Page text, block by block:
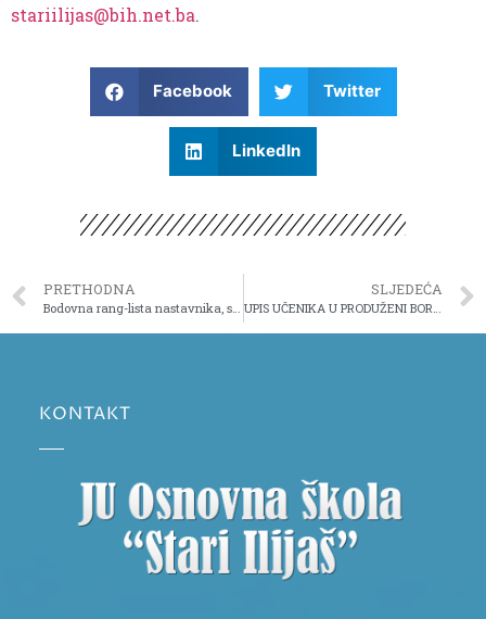
stariilijas@bih.net.ba.
Facebook Twitter
LinkedIn
PRETHODNA SLJEDEĆA
KONTAKT